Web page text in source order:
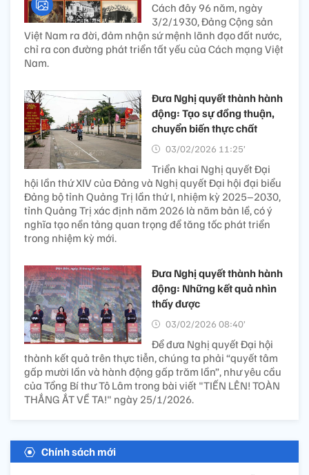
Cách đây 96 năm, ngày
3/2/1930, Đảng Cộng sản
Việt Nam ra đời, đảm nhận sứ mệnh lãnh đạo đất nước,
chỉ ra con đường phát triển tất yếu của Cách mạng Việt
Nam.
Đưa Nghị quyết thành hành
động: Tạo sự đồng thuận,
chuyển biến thực chất
03/02/2026 11:25’
Triển khai Nghị quyết Đại
hội lần thứ XIV của Đảng và Nghị quyết Đại hội đại biểu
Đảng bộ tỉnh Quảng Trị lần thứ I, nhiệm kỳ 2025–2030,
tỉnh Quảng Trị xác định năm 2026 là năm bản lề, có ý
nghĩa tạo nền tảng quan trọng để tăng tốc phát triển
trong nhiệm kỳ mới.
Đưa Nghị quyết thành hành
động: Những kết quả nhìn
thấy được
03/02/2026 08:40’
Để đưa Nghị quyết Đại hội
thành kết quả trên thực tiễn, chúng ta phải “quyết tâm
gấp mười lần và hành động gấp trăm lần”, như yêu cầu
của Tổng Bí thư Tô Lâm trong bài viết "TIẾN LÊN! TOÀN
THẮNG ẮT VỀ TA!" ngày 25/1/2026.
Chính sách mới